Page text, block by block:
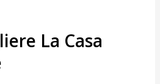
La Casa